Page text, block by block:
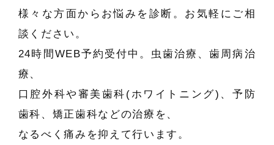
様々な方面からお悩みを診断。お気軽にご相
談ください。
24時間WEB予約受付中。虫歯治療、歯周病治
療、
口腔外科や審美歯科(ホワイトニング)、予防
歯科、矯正歯科などの治療を、
なるべく痛みを抑えて行います。